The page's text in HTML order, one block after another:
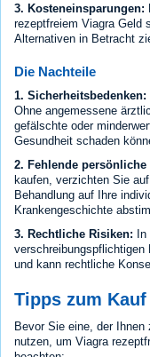
3. Kosteneinsparungen:
rezeptfreiem Viagra Geld
Alternativen in Betracht
Die Nachteile
1. Sicherheitsbedenken:
Ohne angemessene
gefälschte oder
Gesundheit schaden
2. Fehlende persönliche
kaufen, verzichten Sie
Behandlung auf Ihre
Krankengeschichte
3. Rechtliche Risiken: In
verschreibungspflichtigen
und kann rechtliche
Tipps zum
Bevor Sie eine, der Ihnen
nutzen, um Viagra